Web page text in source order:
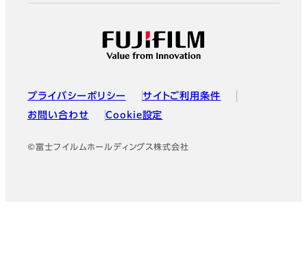
プライバシーポリシー
サイトご利用条件
お問い合わせ
Cookie設定
©富士フイルムホールディングス株式会社